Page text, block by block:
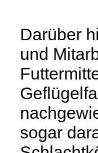
Darüber
und
sogar